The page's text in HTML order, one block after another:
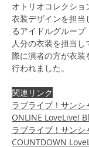
オトリオコレクショ
衣装デザインを担当
るアイドルグルー
人分の衣装を担当
際に演者の方が衣装
行われました。
関連リンク
ラブライブ！サン
ONLINE LoveLive!
ラブライブ！サン
COUNTDOWN